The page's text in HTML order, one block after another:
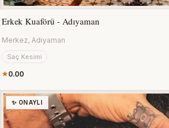
Erkek Kuaförü - Adıyaman
Merkez, Adıyaman
Saç Kesimi
0.00
✨ ONAYLI